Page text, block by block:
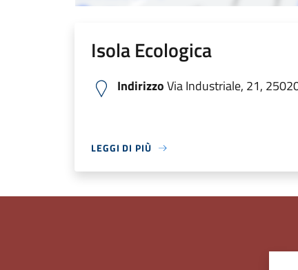
Isola Ecologica
IndirizzoVia Industriale, 21,
LEGGI DI PIÙ